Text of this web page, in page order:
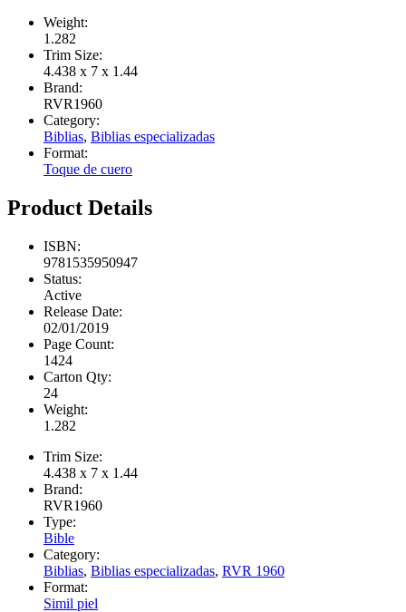
Weight:
1.282
Trim Size:
4.438 x 7 x 1.44
Brand:
RVR1960
Category:
Biblias, Biblias especializadas
Format:
Toque de cuero
Product Details
ISBN:
9781535950947
Status:
Active
Release Date:
02/01/2019
Page Count:
1424
Carton Qty:
24
Weight:
1.282
Trim Size:
4.438 x 7 x 1.44
Brand:
RVR1960
Type:
Bible
Category:
Biblias, Biblias especializadas, RVR 1960
Format:
Simil piel